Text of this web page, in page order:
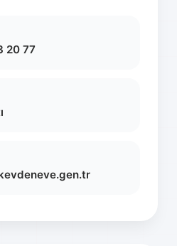
20 77